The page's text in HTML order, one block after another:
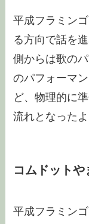
平成フラミン
る方向で話を
側からは歌の
のパフォーマ
ど、物理的に
流れとなったよ
コムドット
平成フラミン